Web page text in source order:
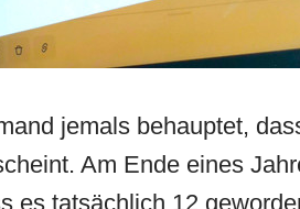
jemals behauptet,
Am Ende eines
es tatsächlich 12